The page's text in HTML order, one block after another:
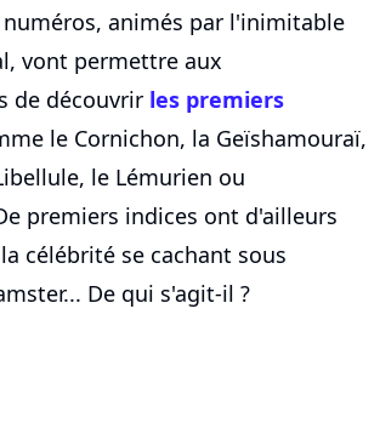
animés par l'inimitable
vont permettre aux
de découvrir les premiers
le Cornichon, la Geïshamouraï,
le Lémurien ou
premiers indices ont d'ailleurs
célébrité se cachant sous
De qui s'agit-il ?